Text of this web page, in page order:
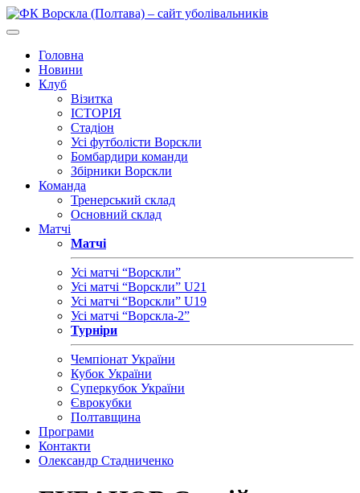
Головна
Новини
Клуб
Візитка
ІСТОРІЯ
Стадіон
Усі футболісти Ворскли
Бомбардири команди
Збірники Ворскли
Команда
Тренерський склад
Основний склад
Матчі
Матчі
Усі матчі “Ворскли”
Усі матчі “Ворскли” U21
Усі матчі “Ворскли” U19
Усі матчі “Ворскла-2”
Турніри
Чемпіонат України
Кубок України
Суперкубок України
Єврокубки
Полтавщина
Програми
Контакти
Олександр Стадниченко